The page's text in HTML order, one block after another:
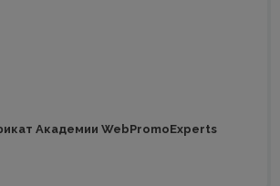
Академии WebPromoExperts